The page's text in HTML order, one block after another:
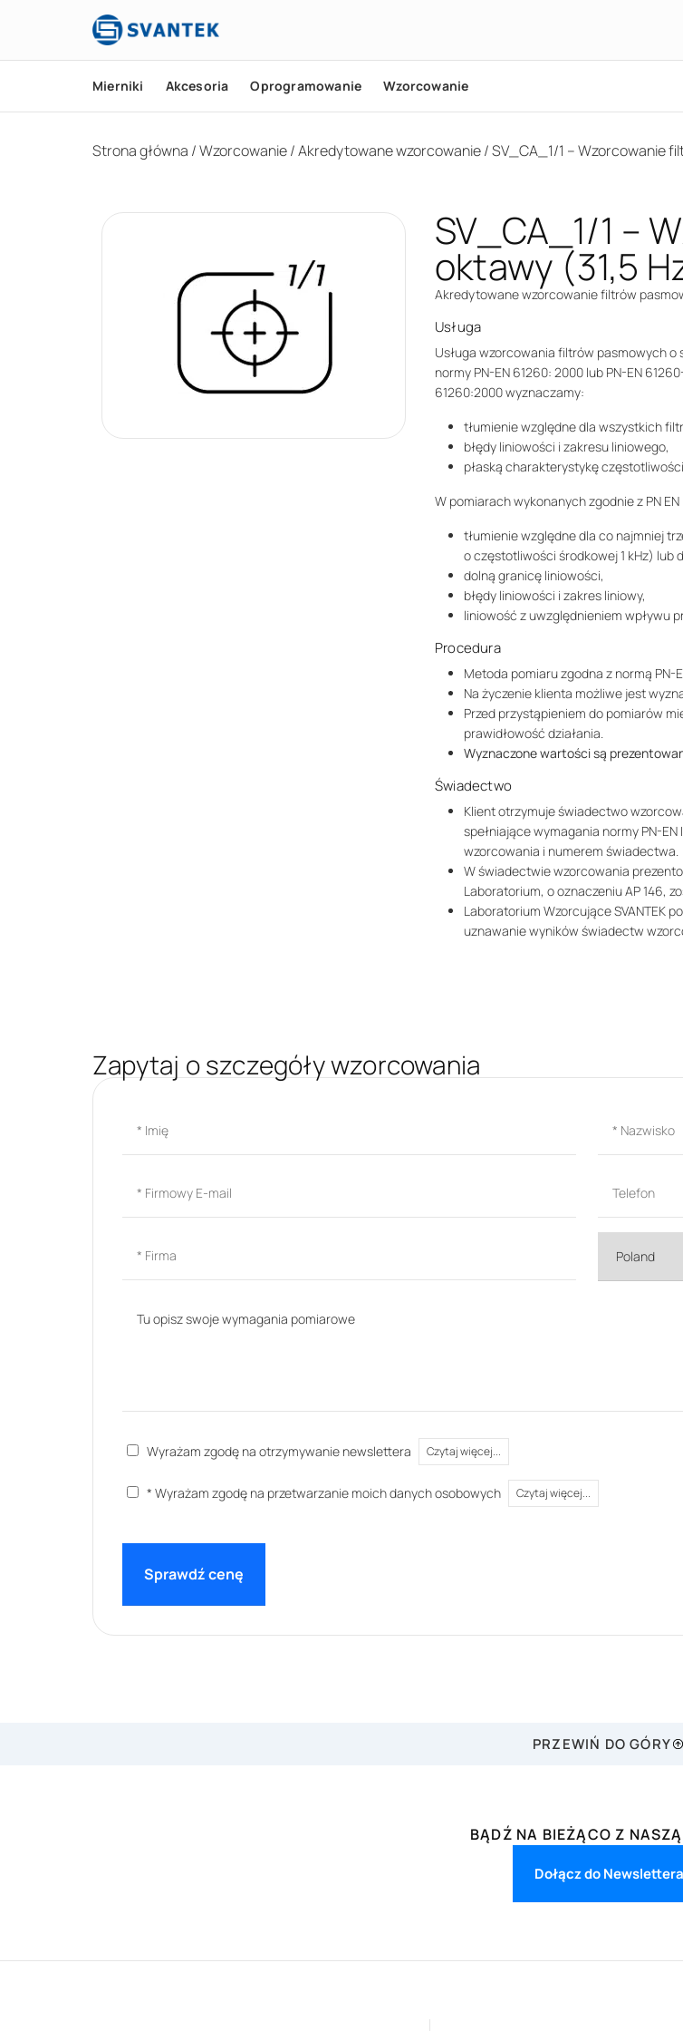
Mierniki Akcesoria Oprogramowanie Wzorcowanie
Strona główna /Wzorcowanie/Akredytowane wzorcowanie/ SV_CA_1/1 – Wzorcowanie
SV_CA_1/1 –
oktawy (31,5
Akredytowane wzorcowanie filtrów
Usługa
Usługa wzorcowania filtrów pasmowych o
normy PN-EN 61260: 2000 lub PN-EN
61260:2000 wyznaczamy:
tłumienie względne dla wszystkich
błędy liniowości i zakresu liniowego,
płaską charakterystykę
W pomiarach wykonanych zgodnie z PN
tłumienie względne dla co najmniej
o częstotliwości środkowej 1 kHz) lub
dolną granicę liniowości,
błędy liniowości i zakres liniowy,
liniowość z uwzględnieniem wpływu
Procedura
Metoda pomiaru zgodna z normą PN-
Na życzenie klienta możliwe jest
Przed przystąpieniem do pomiarów
prawidłowość działania.
Wyznaczone wartości są
Świadectwo
Klient otrzymuje świadectwo
spełniające wymagania normy PN-EN
wzorcowania i numerem świadectwa.
W świadectwie wzorcowania
Laboratorium, o oznaczeniu AP 146,
Laboratorium Wzorcujące SVANTEK
uznawanie wyników świadectw
Zapytaj o szczegóły wzorcowania
Wyrażam zgodę na otrzymywanie newslettera Czytaj więcej...
* Wyrażam zgodę na przetwarzanie moich danych osobowych Czytaj więcej...
PRZEWIŃ DO GÓRY
BĄDŹ NA BIEŻĄCO Z
Dołącz do Newslettera